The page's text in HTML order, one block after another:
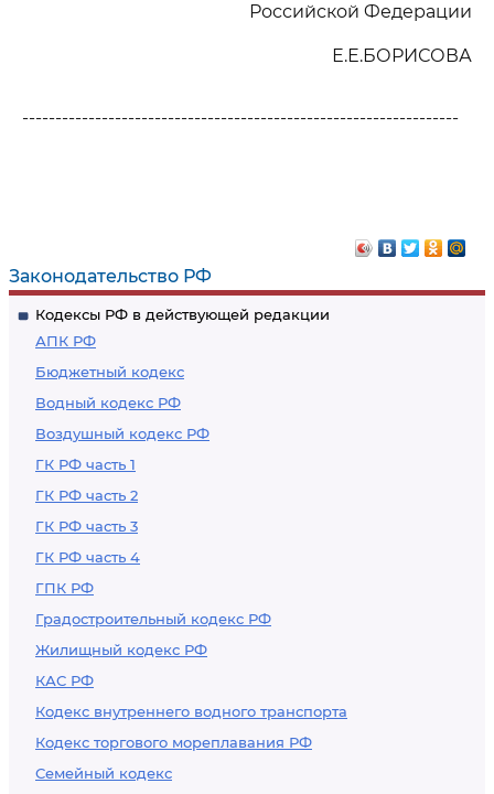
Законодательство РФ
Кодексы РФ в действующей редакции
АПК РФ
Бюджетный кодекс
Водный кодекс РФ
Воздушный кодекс РФ
ГК РФ часть 1
ГК РФ часть 2
ГК РФ часть 3
ГК РФ часть 4
ГПК РФ
Градостроительный кодекс РФ
Жилищный кодекс РФ
КАС РФ
Кодекс внутреннего водного транспорта
Кодекс торгового мореплавания РФ
Семейный кодекс
Российской Федерации
Е.Е.БОРИСОВА
------------------------------------------------------------------